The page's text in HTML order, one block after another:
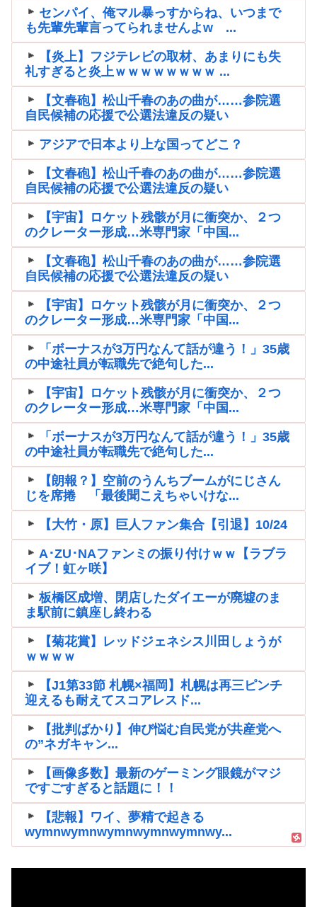
センパイ、俺マル暴っすからね、いつまで
も先輩先輩言ってられませんよw ...
【炎上】フジテレビの取材、あまりにも失
礼すぎると炎上ｗｗｗｗｗｗｗｗ ...
【文春砲】松山千春のあの曲が……参院選
自民候補の応援で公選法違反の疑い
アジアで日本より上な国ってどこ？
【文春砲】松山千春のあの曲が……参院選
自民候補の応援で公選法違反の疑い
【宇宙】ロケット残骸が月に衝突か、２つ
のクレーター形成…米専門家「中国...
【文春砲】松山千春のあの曲が……参院選
自民候補の応援で公選法違反の疑い
【宇宙】ロケット残骸が月に衝突か、２つ
のクレーター形成…米専門家「中国...
「ボーナスが3万円なんて話が違う！」35歳
の中途社員が転職先で絶句した...
【宇宙】ロケット残骸が月に衝突か、２つ
のクレーター形成…米専門家「中国...
「ボーナスが3万円なんて話が違う！」35歳
の中途社員が転職先で絶句した...
【朗報？】空前のうんちブームがにじさん
じを席捲 「最後聞こえちゃいけな...
【大竹・原】巨人ファン集合【引退】10/24
A･ZU･NAファンミの振り付けｗｗ【ラブラ
イブ！虹ヶ咲】
板橋区成増、閉店したダイエーが廃墟のま
ま駅前に鎮座し終わる
【菊花賞】レッドジェネシス川田しょうが
ｗｗｗｗ
【J1第33節 札幌×福岡】札幌は再三ピンチ
迎えるも耐えてスコアレスド...
【批判ばかり】伸び悩む自民党が共産党へ
の”ネガキャン...
【画像多数】最新のゲーミング眼鏡がマジ
ですごすぎると話題に！！
【悲報】ワイ、夢精で起きる
wymnwymnwymnwymnwymnwy...